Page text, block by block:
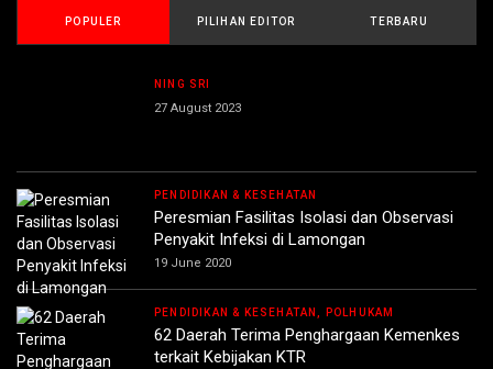
POPULER PILIHAN EDITOR TERBARU
NING SRI
27 August 2023
PENDIDIKAN & KESEHATAN
Peresmian Fasilitas Isolasi dan Observasi
Penyakit Infeksi di Lamongan
19 June 2020
PENDIDIKAN & KESEHATAN, POLHUKAM
62 Daerah Terima Penghargaan Kemenkes
terkait Kebijakan KTR